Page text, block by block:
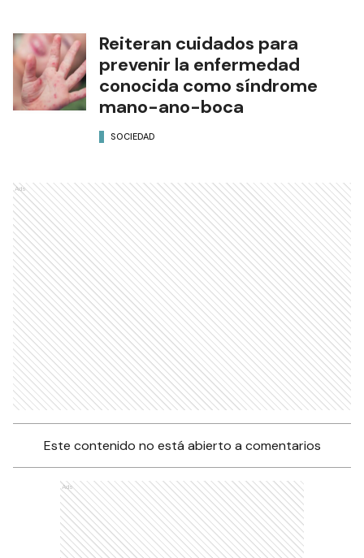
Reiteran cuidados para
prevenir la enfermedad
conocida como síndrome
mano-ano-boca
SOCIEDAD
Ads
Este contenido no está abierto a comentarios
Ads